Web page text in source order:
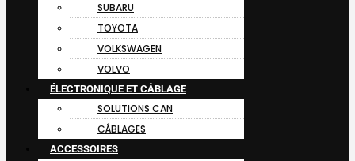
SUBARU
TOYOTA
VOLKSWAGEN
VOLVO
ÉLECTRONIQUE ET CÂBLAGE
SOLUTIONS CAN
CÂBLAGES
ACCESSOIRES